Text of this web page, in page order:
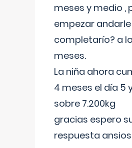
meses y medio ,
empezar
completarío? a
meses.
La niña ahora
4 meses el día 5
sobre 7.200kg
gracias espero
respuesta